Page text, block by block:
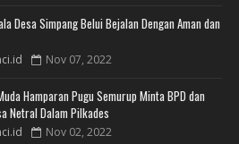
Desa Simpang Belui Bejalan Dengan Aman dan
Nov 07, 2022
Hamparan Pugu Semurup Minta BPD dan
Netral Dalam Pilkades
Nov 02, 2022